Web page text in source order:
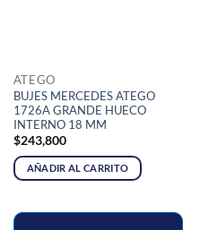
ATEGO
BUJES MERCEDES ATEGO
1726A GRANDE HUECO
INTERNO 18 MM
$243,800
AÑADIR AL CARRITO